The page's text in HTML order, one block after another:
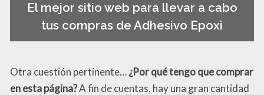
El mejor sitio web para llevar a cabo
tus compras de Adhesivo Epoxi
Otra cuestión pertinente…¿Por qué tengo que comprar
en esta página?A fin de cuentas, hay una gran cantidad